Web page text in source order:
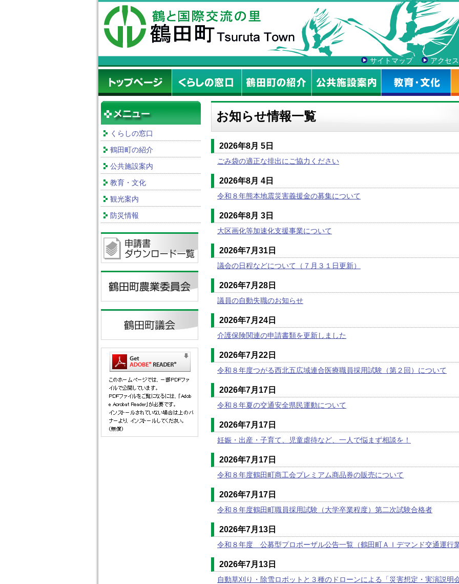
サイトマップ アクセス
くらしの窓口
鶴田町の紹介
公共施設案内
教育・文化
観光案内
防災情報
お知らせ情報一覧
2026年8月 5日
ごみ袋の適正な排出にご協力ください
2026年8月 4日
令和８年熊本地震災害義援金の募集について
2026年8月 3日
大区画化等加速化支援事業について
2026年7月31日
議会の日程などについて（７月３１日更新）
2026年7月28日
議員の自動失職のお知らせ
2026年7月24日
介護保険関連の申請書類を更新しました
2026年7月22日
令和８年度つがる西北五広域連合医療職員採用試験（第２回）について
2026年7月17日
令和８年夏の交通安全県民運動について
2026年7月17日
妊娠・出産・子育て、児童虐待など、一人で悩まず相談を！
2026年7月17日
令和８年度鶴田町商工会プレミアム商品券の販売について
2026年7月17日
令和８年度鶴田町職員採用試験（大学卒業程度）第二次試験合格者
2026年7月13日
令和８年度 公募型プロポーザル公告一覧（鶴田町ＡＩデマンド交通運行
2026年7月13日
自動草刈り・除雪ロボットと３種のドローンによる「災害想定・実演説明